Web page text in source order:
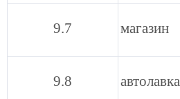
9.7 магазин
9.8 автолавка